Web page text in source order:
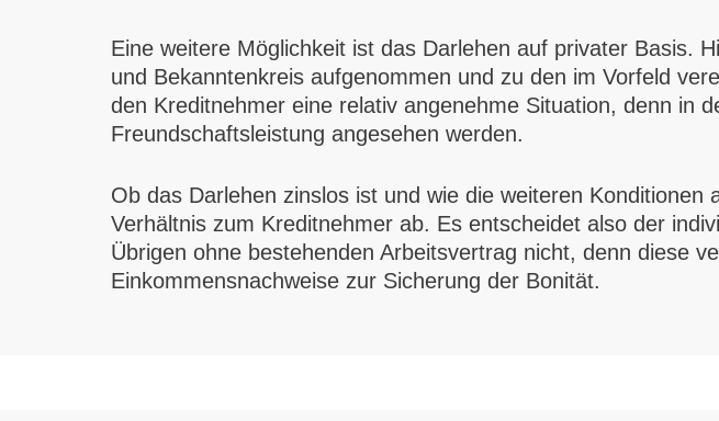
Eine weitere Möglichkeit ist das Darlehen auf privater Basis.
und Bekanntenkreis aufgenommen und zu den im Vorfeld
den Kreditnehmer eine relativ angenehme Situation, denn in
Freundschaftsleistung angesehen werden.
Ob das Darlehen zinslos ist und wie die weiteren
Verhältnis zum Kreditnehmer ab. Es entscheidet also der
Übrigen ohne bestehenden Arbeitsvertrag nicht, denn diese
Einkommensnachweise zur Sicherung der Bonität.